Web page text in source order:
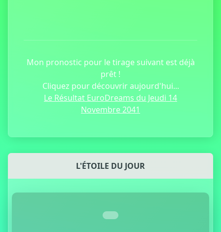
Mon pronostic pour le tirage suivant est déjà
prêt !
Cliquez pour découvrir aujourd'hui...
Le Résultat EuroDreams du Jeudi 14
Novembre 2041
L'ÉTOILE DU JOUR